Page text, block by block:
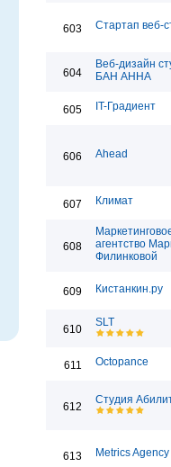
603 Стартап веб-
604
Веб-дизайн
БАН АННА
605 IT-Градиент
606 Ahead
607 Климат
608
агентство
Филинковой
609 Кистанкин.ру
610
SLT
611 Octopance
612
Студия
613 Metrics Agency